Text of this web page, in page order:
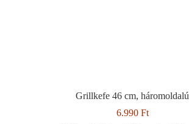
Grillkefe 46 cm, háromoldalú
6.990 Ft